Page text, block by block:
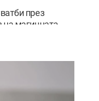
през
на магичната